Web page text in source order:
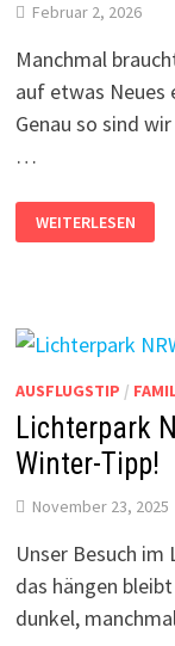
Februar 2, 2026
Manchmal
auf etwas Neues
Genau so sind
…
REISE
IN
WORLD
OF
DINOSAURS
WEITERLESEN
AUSFLUGSTIP /
Lichterpark
Winter-Tipp!
November 23, 2025
Unser Besuch im
das hängen
dunkel,